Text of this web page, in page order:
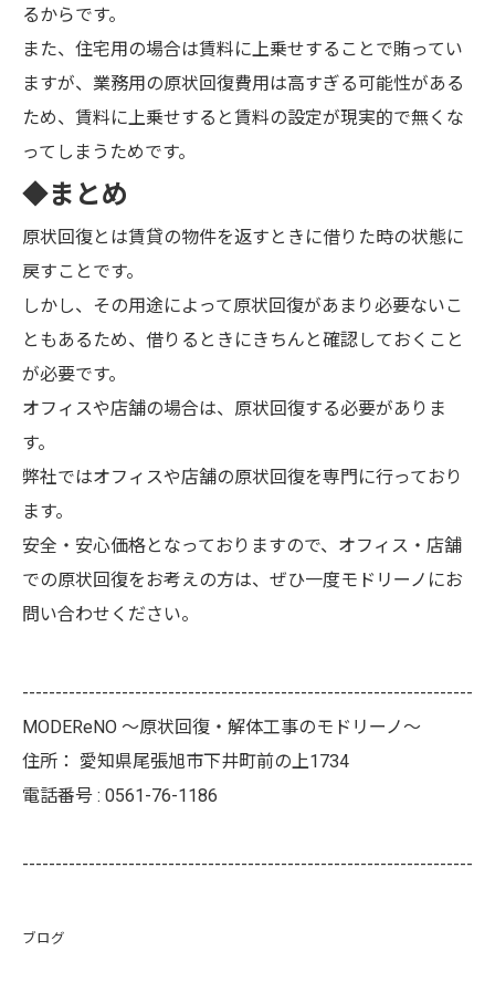
るからです。
また、住宅用の場合は賃料に上乗せすることで賄ってい
ますが、業務用の原状回復費用は高すぎる可能性がある
ため、賃料に上乗せすると賃料の設定が現実的で無くな
ってしまうためです。
◆まとめ
原状回復とは賃貸の物件を返すときに借りた時の状態に
戻すことです。
しかし、その用途によって原状回復があまり必要ないこ
ともあるため、借りるときにきちんと確認しておくこと
が必要です。
オフィスや店舗の場合は、原状回復する必要がありま
す。
弊社ではオフィスや店舗の原状回復を専門に行っており
ます。
安全・安心価格となっておりますので、オフィス・店舗
での原状回復をお考えの方は、ぜひ一度モドリーノにお
問い合わせください。
--------------------------------------------------------------------
MODEReNO ～原状回復・解体工事のモドリーノ～
住所： 愛知県尾張旭市下井町前の上1734
電話番号 : 0561-76-1186
--------------------------------------------------------------------
ブログ